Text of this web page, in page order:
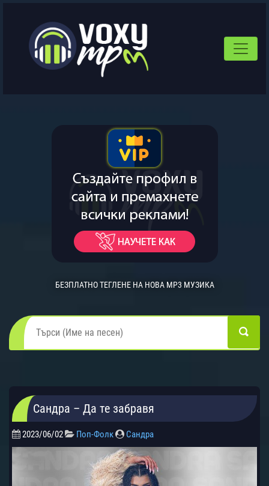
БЕЗПЛАТНО ТЕГЛЕНЕ НА НОВА MP3 МУЗИКА
Сандра – Да те забравя
2023/06/02 Поп-Фолк Сандра